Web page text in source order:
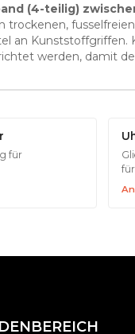
(4-teilig)
an
werden, damit
für